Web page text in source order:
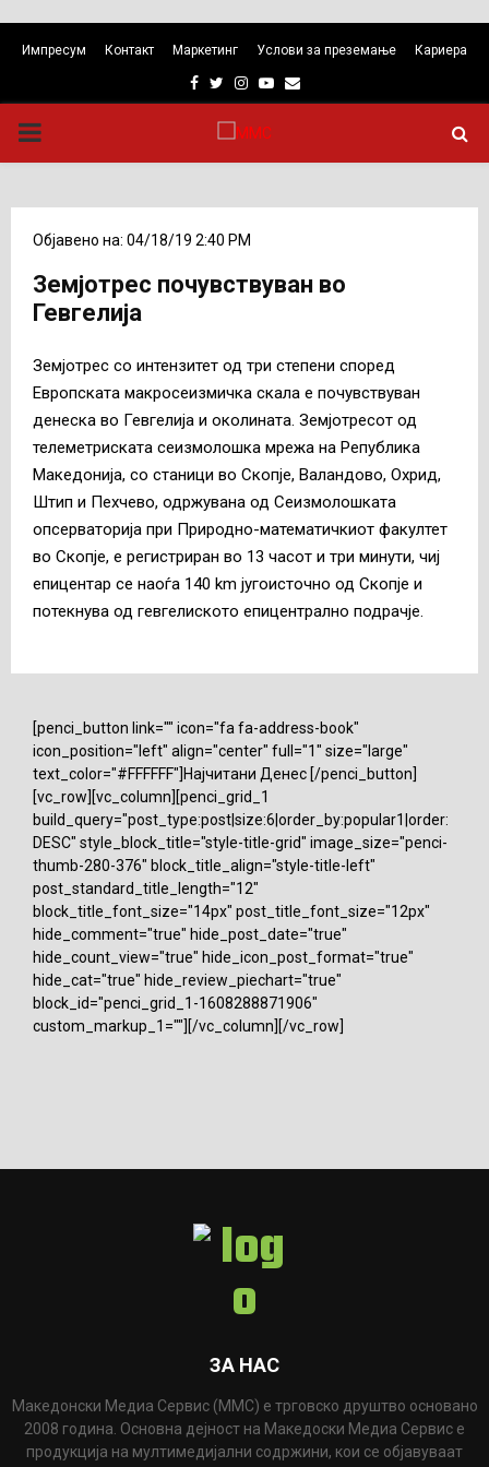
Импресум Контакт Маркетинг Услови за преземање Кариера
Facebook
TwitterInstagram
Youtube
Email
PRIMARY
Објавено на: 04/18/19 2:40 PM
Земјотрес почувствуван во
Гевгелија
Земјотрес со интензитет од три степени според
Европската макросеизмичка скала е почувствуван
денеска во Гевгелија и околината. Земјотресот од
телеметриската сеизмолошка мрежа на Република
Македонија, со станици во Скопје, Валандово, Охрид,
Штип и Пехчево, одржувана од Сеизмолошката
опсерваторија при Природно-математичкиот факултет
во Скопје, е регистриран во 13 часот и три минути, чиј
епицентар се наоѓа 140 km југоисточно од Скопјe и
потекнува од гевгелиското епицентрално подрачје.
[penci_button link="" icon="fa fa-address-book"
icon_position="left" align="center" full="1" size="large"
text_color="#FFFFFF"]Најчитани Денес [/penci_button]
[vc_row][vc_column][penci_grid_1
build_query="post_type:post|size:6|order_by:popular1|order:
DESC" style_block_title="style-title-grid" image_size="penci-
thumb-280-376" block_title_align="style-title-left"
post_standard_title_length="12"
block_title_font_size="14px" post_title_font_size="12px"
hide_comment="true" hide_post_date="true"
hide_count_view="true" hide_icon_post_format="true"
hide_cat="true" hide_review_piechart="true"
block_id="penci_grid_1-1608288871906"
custom_markup_1=""][/vc_column][/vc_row]
ЗА НАС
Македонски Медиа Сервис (ММС) е трговско друштво основано
2008 година. Основна дејност на Македоски Медиа Сервис е
продукција на мултимедијални содржини, кои се објавуваат